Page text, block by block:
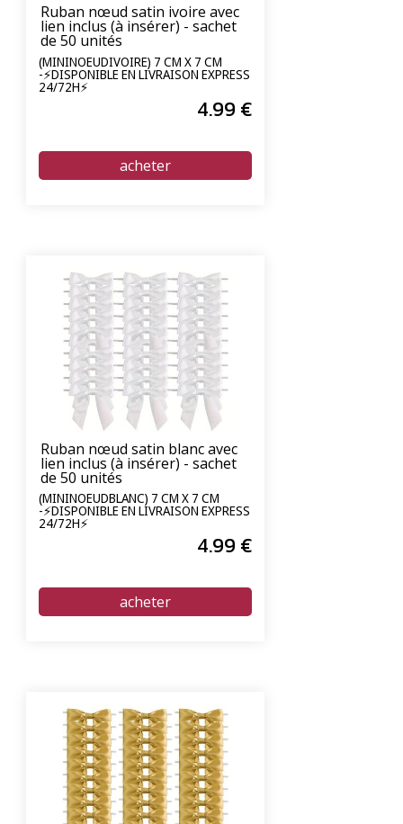
Ruban nœud satin ivoire avec
lien inclus (à insérer) - sachet
de 50 unités
(MININOEUDIVOIRE) 7 CM X 7 CM
-⚡DISPONIBLE EN LIVRAISON EXPRESS
24/72H⚡
4.99 €
Ruban nœud satin blanc avec
lien inclus (à insérer) - sachet
de 50 unités
(MININOEUDBLANC) 7 CM X 7 CM
-⚡DISPONIBLE EN LIVRAISON EXPRESS
24/72H⚡
4.99 €